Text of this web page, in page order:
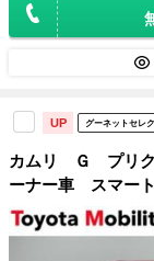
UP グーネットセレ
カムリ Ｇ プリ
ーナー車 スマー
レコ付き エアバ
コン パワーステ